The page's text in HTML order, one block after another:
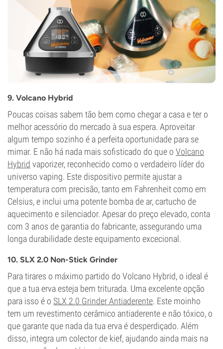
9. Volcano Hybrid
Poucas coisas sabem tão bem como chegar a casa e ter o
melhor acessório do mercado à sua espera. Aproveitar
algum tempo sozinho é a perfeita oportunidade para se
mimar. E não há nada mais sofisticado do que o Volcano
Hybrid vaporizer, reconhecido como o verdadeiro líder do
universo vaping. Este dispositivo permite ajustar a
temperatura com precisão, tanto em Fahrenheit como em
Celsius, e inclui uma potente bomba de ar, cartucho de
aquecimento e silenciador. Apesar do preço elevado, conta
com 3 anos de garantia do fabricante, assegurando uma
longa durabilidade deste equipamento excecional.
10. SLX 2.0 Non-Stick Grinder
Para tirares o máximo partido do Volcano Hybrid, o ideal é
que a tua erva esteja bem triturada. Uma excelente opção
para isso é o SLX 2.0 Grinder Antiaderente. Este moinho
tem um revestimento cerâmico antiaderente e não tóxico, o
que garante que nada da tua erva é desperdiçado. Além
disso, integra um colector de kief, ajudando ainda mais na